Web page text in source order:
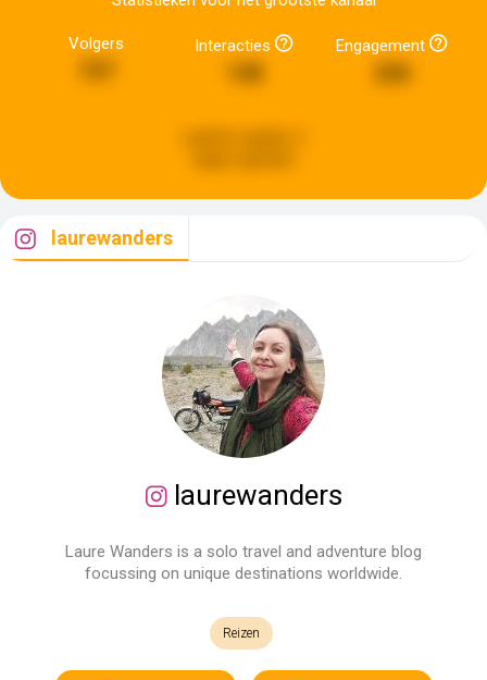
Volgers Interacties Engagement
laurewanders
laurewanders
Laure Wanders is a solo travel and adventure blog
focussing on unique destinations worldwide.
Reizen